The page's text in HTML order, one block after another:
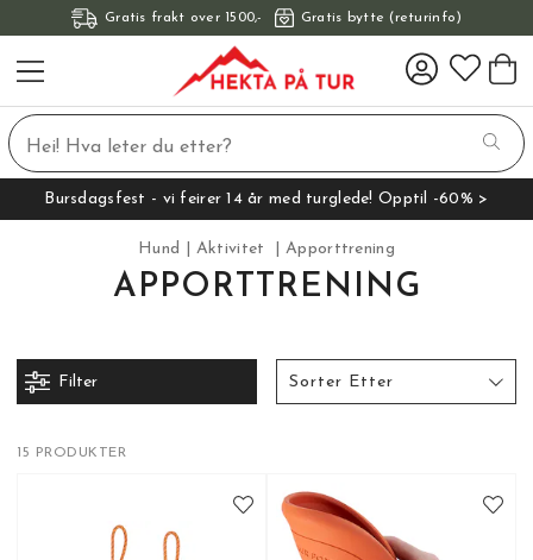
Gratis frakt over 1500,- Gratis bytte (returinfo)
Bursdagsfest - vi feirer 14 år med turglede! Opptil -60% >
Hund Aktivitet Apporttrening
APPORTTRENING
Filter Sorter Etter
15 PRODUKTER